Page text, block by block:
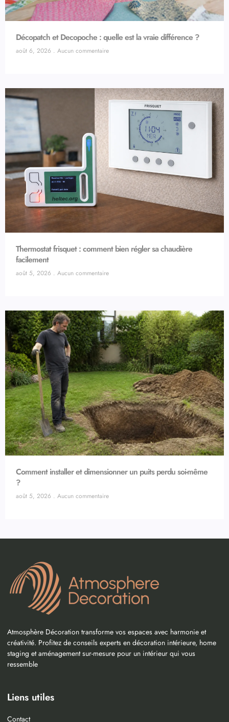
Décopatch et Decopoche : quelle est la vraie différence ?
août 6, 2026 Aucun commentaire
Thermostat frisquet : comment bien régler sa chaudière
facilement
août 5, 2026 Aucun commentaire
Comment installer et dimensionner un puits perdu soi-même
?
août 5, 2026 Aucun commentaire
Atmosphère Décoration transforme vos espaces avec harmonie et
créativité. Profitez de conseils experts en décoration intérieure, home
staging et aménagement sur-mesure pour un intérieur qui vous
ressemble
Liens utiles
Contact